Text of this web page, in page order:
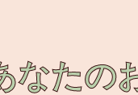
なたの